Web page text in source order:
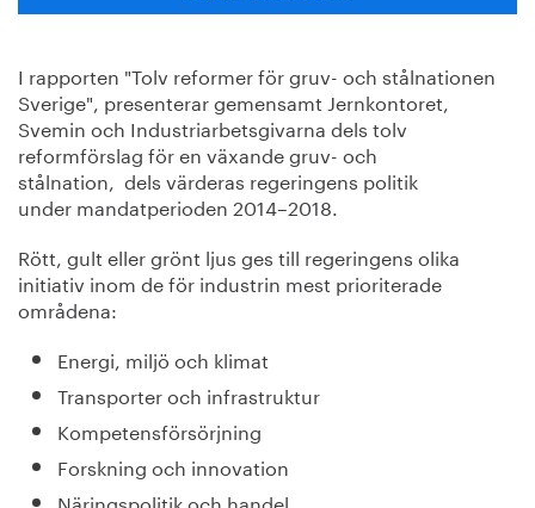
I rapporten "Tolv reformer för gruv- och stålnationen
Sverige", presenterar gemensamt Jernkontoret,
Svemin och Industriarbetsgivarna dels tolv
reformförslag för en växande gruv- och
stålnation, dels värderas regeringens politik
under mandatperioden 2014–2018
Rött, gult eller grönt ljus ges till regeringens olika
initiativ inom de för industrin mest prioriterade
områdena:
Energi, miljö och klimat
Transporter och infrastruktur
Kompetensförsörjning
Forskning och innovation
Näringspolitik och handel